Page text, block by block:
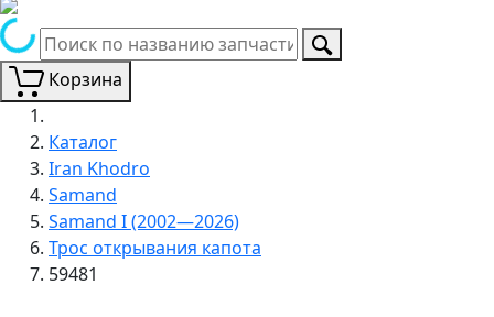
Корзина
Каталог
Iran Khodro
Samand
Samand I (2002—2026)
Трос открывания капота
59481